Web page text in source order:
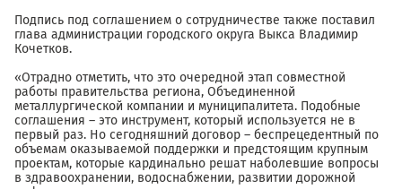
Подпись под соглашением о сотрудничестве также поставил
глава администрации городского округа Выкса Владимир
Кочетков.
«Отрадно отметить, что это очередной этап совместной
работы правительства региона, Объединенной
металлургической компании и муниципалитета. Подобные
соглашения – это инструмент, который используется не в
первый раз. Но сегодняшний договор – беспрецедентный по
объемам оказываемой поддержки и предстоящим крупным
проектам, которые кардинально решат наболевшие вопросы
в здравоохранении, водоснабжении, развитии дорожной